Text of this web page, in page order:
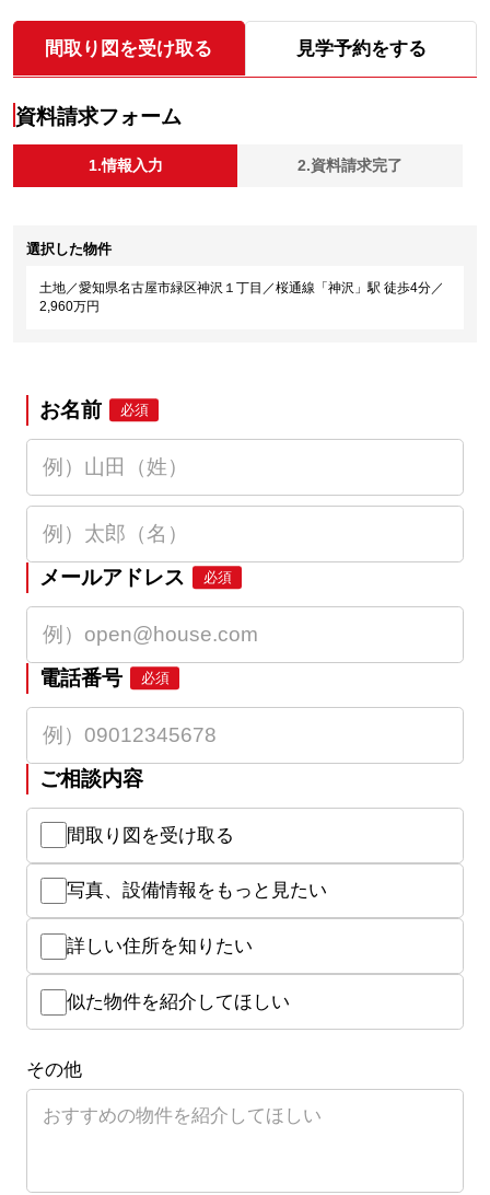
間取り図を受け取る 見学予約をする
資料請求フォーム
1.情報入力 2.資料請求完了
選択した物件
土地／愛知県名古屋市緑区神沢１丁目／桜通線「神沢」駅 徒歩4分／
2,960万円
お名前 必須
メールアドレス 必須
電話番号 必須
ご相談内容
間取り図を受け取る
写真、設備情報をもっと見たい
詳しい住所を知りたい
似た物件を紹介してほしい
その他